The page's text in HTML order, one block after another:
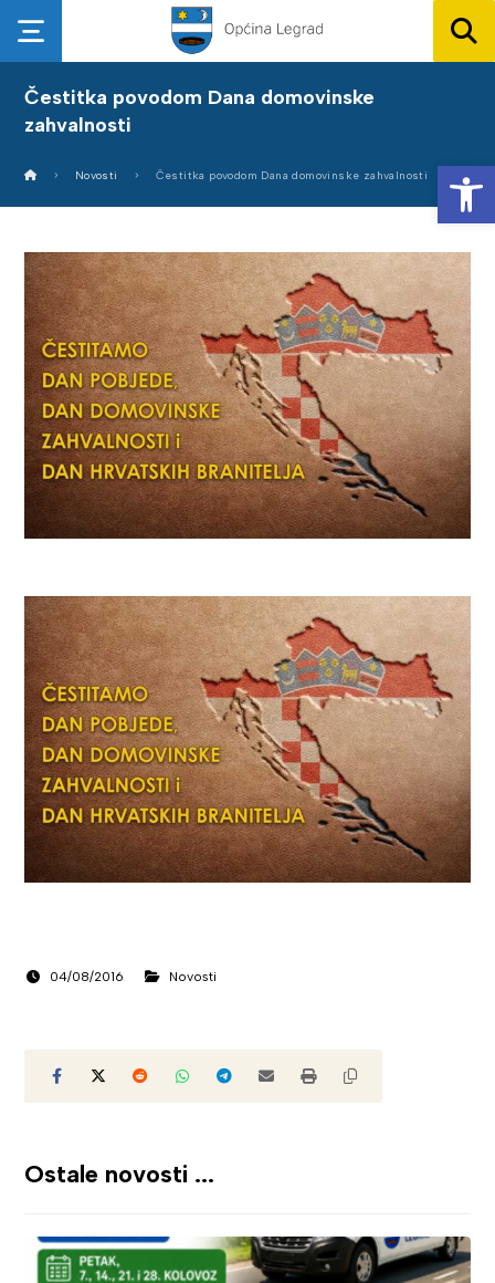
Čestitka povodom Dana domovinske
zahvalnosti
Novosti Čestitka povodom Dana domovinske zahvalnosti
04/08/2016 Novosti
Ostale novosti ...